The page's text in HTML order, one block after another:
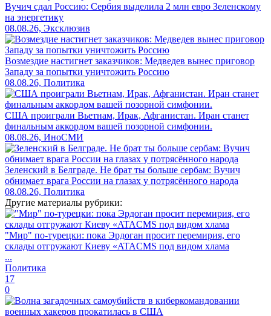
Вучич сдал Россию: Сербия выделила 2 млн евро Зеленскому
на энергетику
08.08.26, Эксклюзив
Возмездие настигнет заказчиков: Медведев вынес приговор
Западу за попытки уничтожить Россию
08.08.26, Политика
США проиграли Вьетнам, Ирак, Афганистан. Иран станет
финальным аккордом вашей позорной симфонии.
08.08.26, ИноСМИ
Зеленский в Белграде. Не брат ты больше сербам: Вучич
обнимает врага России на глазах у потрясённого народа
08.08.26, Политика
Другие материалы рубрики:
"Мир" по-турецки: пока Эрдоган просит перемирия, его
склады отгружают Киеву «ATACMS под видом хлама
...
Политика
17
0